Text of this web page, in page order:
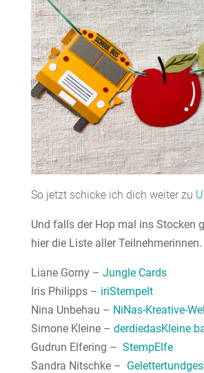
So jetzt schicke ich dich weiter zu
Und falls der Hop mal ins Stocken
hier die Liste aller Teilnehmerinnen.
Liane Gorny – Jungle Cards
Iris Philipps – iriStempelt
Nina Unbehau – NiNas-Kreative-
Simone Kleine – derdiedasKleine
Gudrun Elfering – StempElfe
Sandra Nitschke –